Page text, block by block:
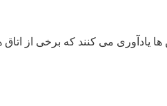
یادآوری می کنند که برخی از اتاق